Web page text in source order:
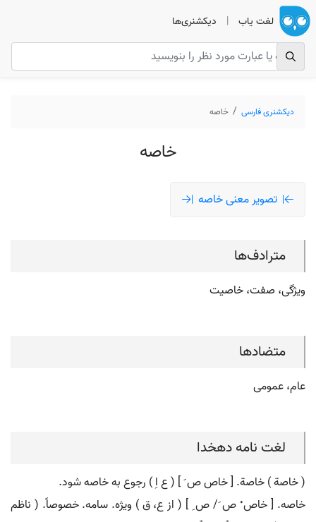
لغت یاب | دیکشنری‌ها
دیکشنری فارسی خاصه
خاصه
تصویر معنی خاصه
مترادف‌ها
ویژگی، صفت، خاصیت
متضادها
عام، عمومی
لغت نامه دهخدا
( خاصة ) خاصة. [ خاص ص َ ] ( ع اِ ) رجوع به خاصه شود.
خاصه. [ خاص ْ ص َ/ ص ِ ] ( از ع، ق ) ویژه. سامه. خصوصاً. ( ناظم